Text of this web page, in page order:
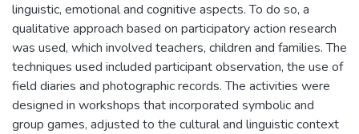
linguistic, emotional and cognitive aspects. To do so, a
qualitative approach based on participatory action research
was used, which involved teachers, children and families. The
techniques used included participant observation, the use of
field diaries and photographic records. The activities were
designed in workshops that incorporated symbolic and
group games, adjusted to the cultural and linguistic context